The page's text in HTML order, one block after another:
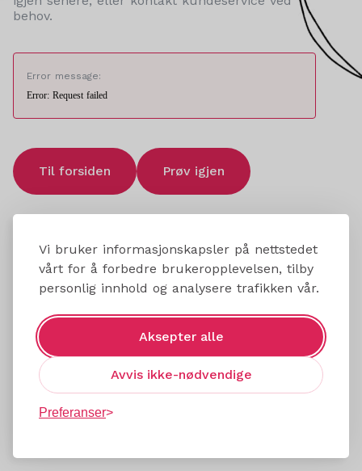
Vi bruker informasjonskapsler på nettstedet
vårt for å forbedre brukeropplevelsen, tilby
personlig innhold og analysere trafikken vår.
Aksepter alle
Avvis ikke-nødvendige
Preferanser
behov.
Error message:
Error: Request failed
Til forsiden Prøv igjen